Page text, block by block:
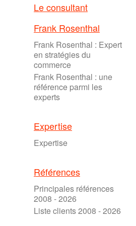
Le consultant
Frank Rosenthal
Frank Rosenthal : Expert
en stratégies du
commerce
Frank Rosenthal : une
référence parmi les
experts
Expertise
Expertise
Références
Principales références
2008 - 2026
Liste clients 2008 - 2026